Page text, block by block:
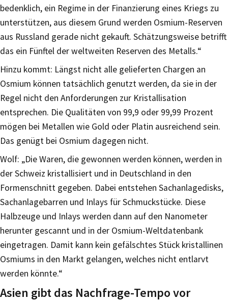
bedenklich, ein Regime in der Finanzierung eines Kriegs zu
unterstützen, aus diesem Grund werden Osmium-Reserven
aus Russland gerade nicht gekauft. Schätzungsweise betrifft
das ein Fünftel der weltweiten Reserven des Metalls.“
Hinzu kommt: Längst nicht alle gelieferten Chargen an
Osmium können tatsächlich genutzt werden, da sie in der
Regel nicht den Anforderungen zur Kristallisation
entsprechen. Die Qualitäten von 99,9 oder 99,99 Prozent
mögen bei Metallen wie Gold oder Platin ausreichend sein.
Das genügt bei Osmium dagegen nicht.
Wolf: „Die Waren, die gewonnen werden können, werden in
der Schweiz kristallisiert und in Deutschland in den
Formenschnitt gegeben. Dabei entstehen Sachanlagedisks,
Sachanlagebarren und Inlays für Schmuckstücke. Diese
Halbzeuge und Inlays werden dann auf den Nanometer
herunter gescannt und in der Osmium-Weltdatenbank
eingetragen. Damit kann kein gefälschtes Stück kristallinen
Osmiums in den Markt gelangen, welches nicht entlarvt
werden könnte.“
Asien gibt das Nachfrage-Tempo vor